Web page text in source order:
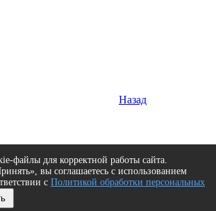
Назад
файлы для корректной работы сайта.
вы соглашаетесь с использованием
с Политикой обработки персональных